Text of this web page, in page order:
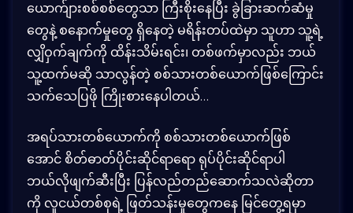
ယောက်ျားစစ်စစ်တွေသာ ကြီးစိုးနေပြီး ခွဲခြားဆက်ဆံမှု
တွေနဲ့ စနောက်မှုတွေ ရှိနေတဲ့ မရိန်းတပ်ထဲမှာ သူဟာ သူ့ရဲ့
လျှိဝှက်ချက်ကို ထိန်းသိမ်းရင်း၊ တစ်ဖက်မှာလည်း ဘယ်
သူ့ထက်မဆို သာလွန်တဲ့ စစ်သားတစ်ယောက်ဖြစ်ကြောင်း
သက်သေပြဖို ကြိုးစားနေပါတယ်…
အရပ်သားတစ်ယောက်ကို စစ်သားတစ်ယောက်ဖြစ်
အောင် စိတ်ဓာတ်ပိုင်းဆိုင်ရာရော ရုပ်ပိုင်းဆိုင်ရာပါ
ဘယ်လိုဖျက်ဆီးပြီး ပြန်လည်တည်ဆောက်သလဲဆိုတာ
ကို လူငယ်တစ်စုရဲ့ ဖြတ်သန်းမှုတွေကနေ မြင်တွေ့ရမှာ